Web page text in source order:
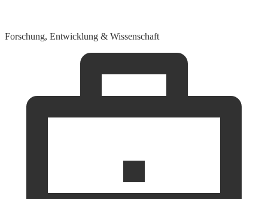
Forschung, Entwicklung & Wissenschaft